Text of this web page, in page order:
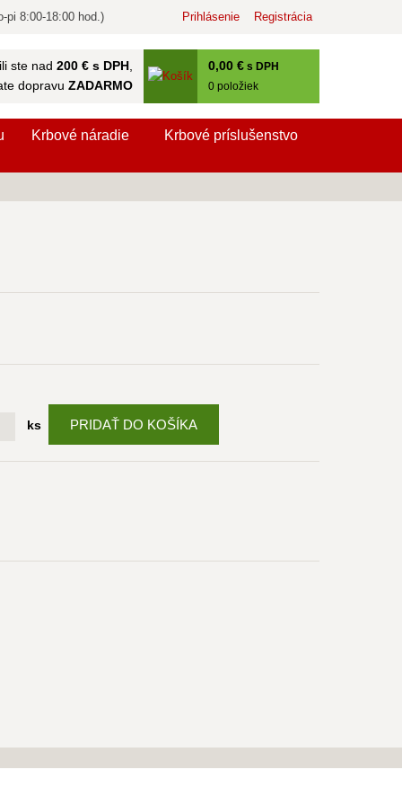
ste nad 200 € s DPH ,
dopravu ZADARMO
0,00 € s DPH
0 položiek
Prihlásenie Registrácia
pi 8:00-18:00 hod.)
Krbové náradie Krbové príslušenstvo
ks PRIDAŤ DO KOŠÍKA